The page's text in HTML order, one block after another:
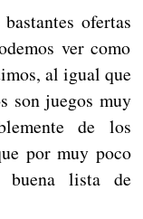
ofertas
ver como
al igual que
son juegos muy
de los
por muy poco
buena lista de